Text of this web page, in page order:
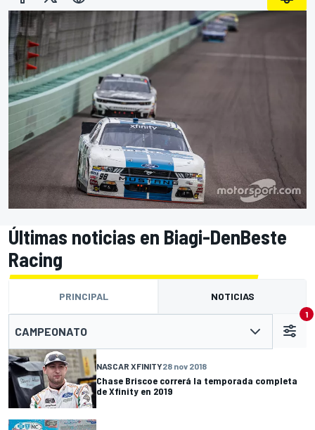
Últimas noticias en Biagi-DenBeste
Racing
PRINCIPAL NOTICIAS
CAMPEONATO
1
NASCAR XFINITY28 nov 2018
Chase Briscoe correrá la temporada completa
de Xfinity en 2019